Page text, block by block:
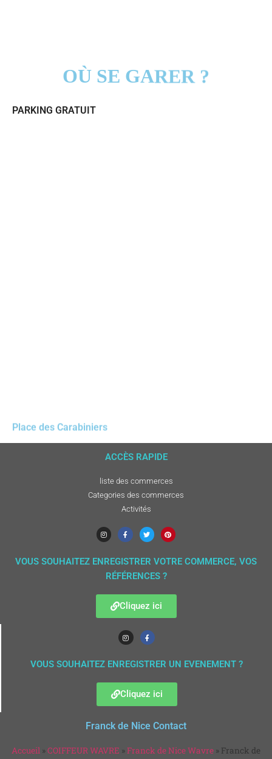
PARKING GRATUIT
Place Alphonse Bosh
ACCÈS RAPIDE
liste des commerces
Categories des commerces
Activités
VOUS SOUHAITEZ ENREGISTRER VOTRE COMMERCE, VOS
RÉFÉRENCES ?
Cliquez ici
VOUS SOUHAITEZ ENREGISTRER UN EVENEMENT ?
Cliquez ici
Franck de Nice Contact
Accueil »COIFFEUR WAVRE »Franck de Nice Wavre » Franck de